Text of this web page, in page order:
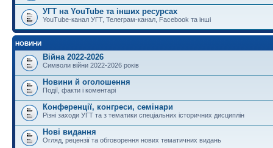
УГТ на YouTube та інших ресурсах
YouTube-канал УГТ, Телеграм-канал, Facebook та інші
НОВИНИ
Війна 2022-2026
Символи війни 2022-2026 років
Новини й оголошення
Події, факти і коментарі
Конференції, конгреси, семінари
Різні заходи УГТ та з тематики спеціальних історичних дисциплін
Нові видання
Огляд, рецензії та обговорення нових тематичних видань